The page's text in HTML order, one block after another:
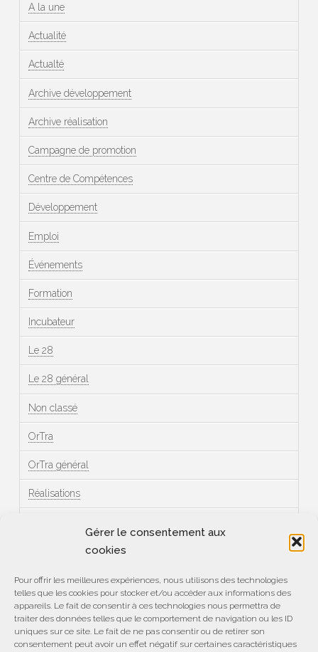
Gérer le consentement aux
cookies
Pour offrir les meilleures expériences, nous utilisons des technologies
telles que les cookies pour stocker et/ou accéder aux informations des
appareils. Le fait de consentir à ces technologies nous permettra de
traiter des données telles que le comportement de navigation ou les ID
uniques sur ce site. Le fait de ne pas consentir ou de retirer son
consentement peut avoir un effet négatif sur certaines caractéristiques
A la une
Actualité
Actualté
Archive développement
Archive réalisation
Campagne de promotion
Centre de Compétences
Développement
Emploi
Événements
Formation
Incubateur
Le 28
Le 28 général
Non classé
OrTra
OrTra général
Réalisations
Connexion
Flux des publications